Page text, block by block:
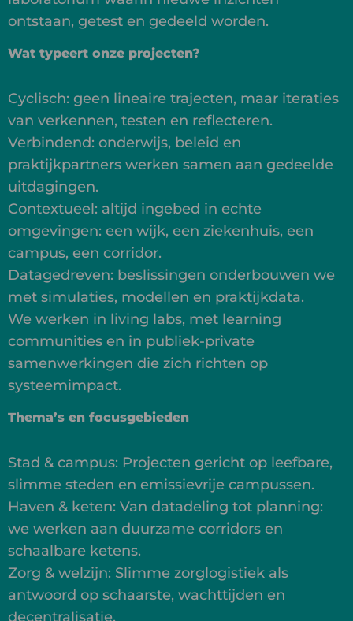
ontstaan, getest en gedeeld worden.
Wat typeert onze projecten?
Cyclisch: geen lineaire trajecten, maar iteraties
van verkennen, testen en reflecteren.
Verbindend: onderwijs, beleid en
praktijkpartners werken samen aan gedeelde
uitdagingen.
Contextueel: altijd ingebed in echte
omgevingen: een wijk, een ziekenhuis, een
campus, een corridor.
Datagedreven: beslissingen onderbouwen we
met simulaties, modellen en praktijkdata.
We werken in living labs, met learning
communities en in publiek-private
samenwerkingen die zich richten op
systeemimpact.
Thema’s en focusgebieden
Stad & campus: Projecten gericht op leefbare,
slimme steden en emissievrije campussen.
Haven & keten: Van datadeling tot planning:
we werken aan duurzame corridors en
schaalbare ketens.
Zorg & welzijn: Slimme zorglogistiek als
antwoord op schaarste, wachttijden en
decentralisatie.